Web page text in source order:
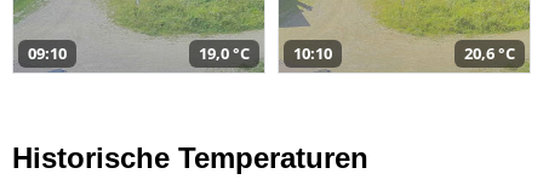
09:10 19,0 °C 10:10 20,6 °C
Historische Temperaturen